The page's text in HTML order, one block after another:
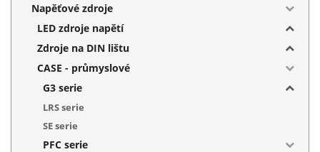
Napěťové zdroje
LED zdroje napětí
Zdroje na DIN lištu
CASE - průmyslové
G3 serie
LRS serie
SE serie
PFC serie